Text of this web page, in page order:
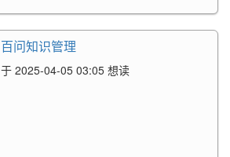
百问知识管理
于 2025-04-05 03:05 想读